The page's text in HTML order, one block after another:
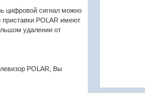
цифровой сигнал можно
POLAR имеют
удалении от
POLAR, Вы